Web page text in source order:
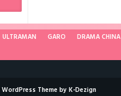
ULTRAMAN GARO DRAMA CHINA
WordPress Theme by K-Dezign